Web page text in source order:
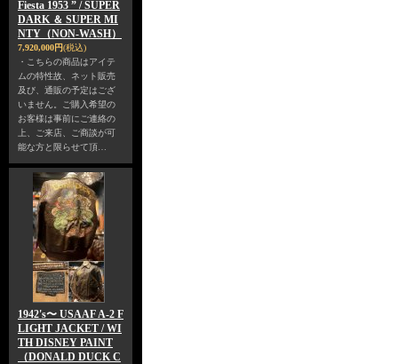
Fiesta 1953 ” / SUPER
DARK ＆ SUPER MI
NTY（NON-WASH）
7,920,000円(税込)
・こちらの商品はアイテ
ムの特性故、ネット販売
及び、通販の予定はござ
いません。ご購入希望の
お客様は事前にご連絡の
上、ご来店、ご商談が可
能な方と限らせて頂…
1942's〜 USAAF A-2 F
LIGHT JACKET / WI
TH DISNEY PAINT
（DONALD DUCK C